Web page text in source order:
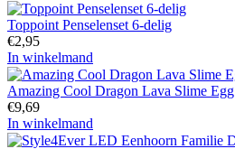
Toppoint Penselenset 6-delig
€2,95
In winkelmand
Amazing Cool Dragon Lava Slime Egg
€9,69
In winkelmand